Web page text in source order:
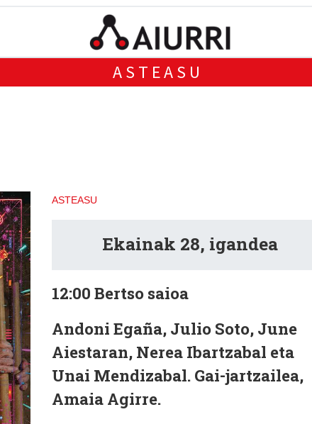
ASTEASU
ASTEASU
Ekainak 28, igandea
12:00 Bertso saioa
Andoni Egaña, Julio Soto, June
Aiestaran, Nerea Ibartzabal eta
Unai Mendizabal. Gai-jartzailea,
Amaia Agirre.